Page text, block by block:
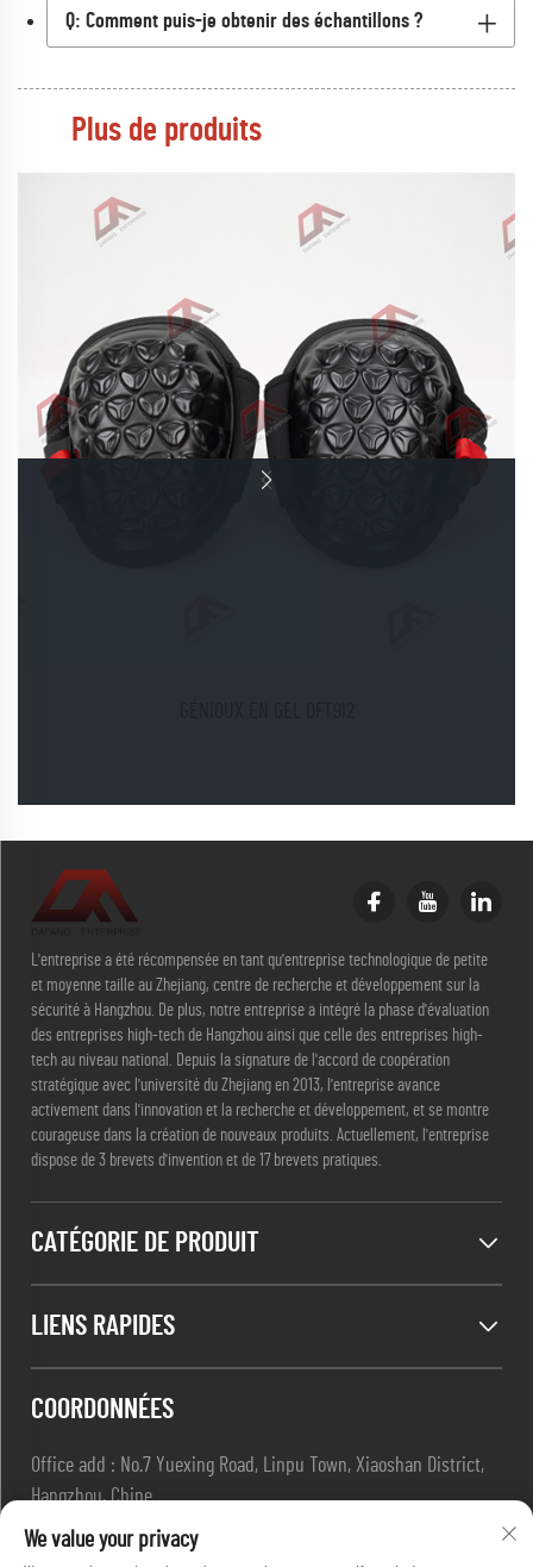
Q: Comment puis-je obtenir des échantillons ?
Plus de produits
L'entreprise a été récompensée en tant qu'entreprise technologique de petite
et moyenne taille au Zhejiang, centre de recherche et développement sur la
sécurité à Hangzhou. De plus, notre entreprise a intégré la phase d'évaluation
des entreprises high-tech de Hangzhou ainsi que celle des entreprises high-
tech au niveau national. Depuis la signature de l'accord de coopération
stratégique avec l'université du Zhejiang en 2013, l'entreprise avance
activement dans l'innovation et la recherche et développement, et se montre
courageuse dans la création de nouveaux produits. Actuellement, l'entreprise
dispose de 3 brevets d'invention et de 17 brevets pratiques.
CATÉGORIE DE PRODUIT
LIENS RAPIDES
COORDONNÉES
Office add : No.7 Yuexing Road, Linpu Town, Xiaoshan District,
Hangzhou, Chine
E-mail :
[email protected]
+86-13967169961
We value your privacy